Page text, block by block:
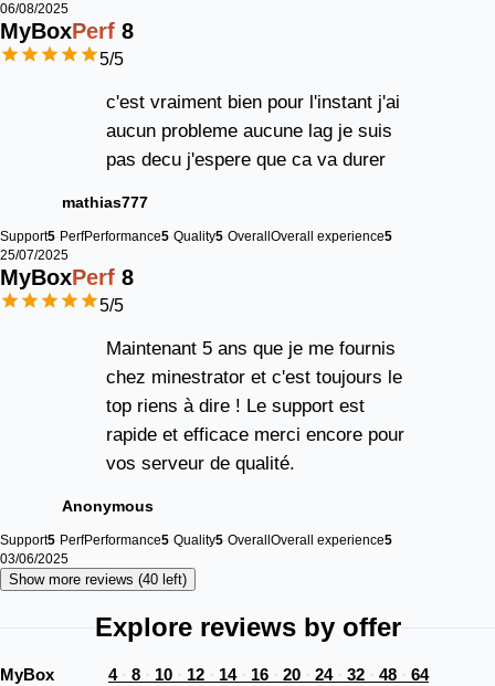
06/08/2025
MyBoxPerf 8
5/5
c'est vraiment bien pour l'instant j'ai
aucun probleme aucune lag je suis
pas decu j'espere que ca va durer
mathias777
Support5 PerfPerformance5 Quality5 Overall Overall experience5
25/07/2025
MyBoxPerf 8
5/5
Maintenant 5 ans que je me fournis
chez minestrator et c'est toujours le
top riens à dire ! Le support est
rapide et efficace merci encore pour
vos serveur de qualité.
Anonymous
Support5 PerfPerformance5 Quality5 OverallOverall experience5
03/06/2025
Show more reviews (40 left)
Explore reviews by offer
MyBox 4 8 10 12 14 16 20 24 32 48
64